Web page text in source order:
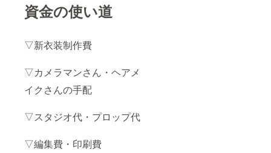
資金の使い道
▽新衣装制作費
▽カメラマンさん・ヘアメ
イクさんの手配
▽スタジオ代・プロップ代
▽編集費・印刷費